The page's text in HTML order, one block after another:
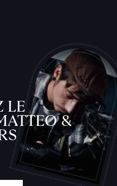
LE
&